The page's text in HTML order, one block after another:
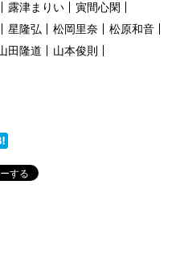
露津まりい
寅間心閑
星隆弘 松岡里奈
松原和音
田隆道
山本俊則